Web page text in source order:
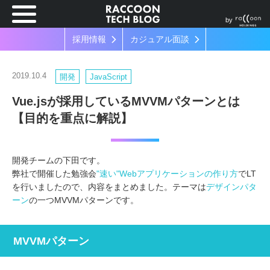
by
採用情報 カジュアル面談
2019.10.4 開発 JavaScript
Vue.jsが採用しているMVVMパターンとは
【目的を重点に解説】
開発チームの下田です。
弊社で開催した勉強会"速い"Webアプリケーションの作り方でLT
を行いましたので、内容をまとめました。テーマはデザインパタ
ーンの一つMVVMパターンです。
MVVMパターン